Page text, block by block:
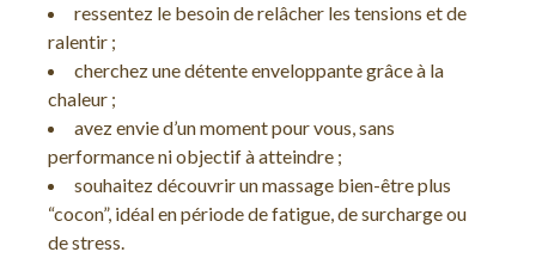
ressentez le besoin de relâcher les tensions et de
ralentir ;
cherchez une détente enveloppante grâce à la
chaleur ;
avez envie d’un moment pour vous, sans
performance ni objectif à atteindre ;
souhaitez découvrir un massage bien-être plus
“cocon”, idéal en période de fatigue, de surcharge ou
de stress.